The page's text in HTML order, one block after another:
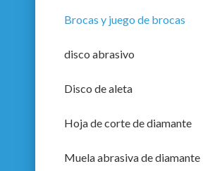
Brocas y juego de brocas
disco abrasivo
Disco de aleta
Hoja de corte de diamante
Muela abrasiva de diamante